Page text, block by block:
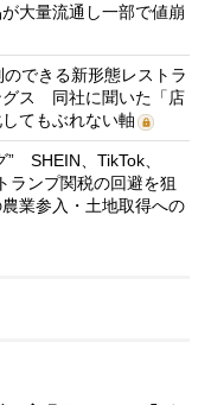
大量流通し一部で値崩
できる新形態レストラ
グス 同社に聞いた「店
てもぶれない軸
” SHEIN、TikTok、
ランプ関税の回避を狙
業参入・土地取得への